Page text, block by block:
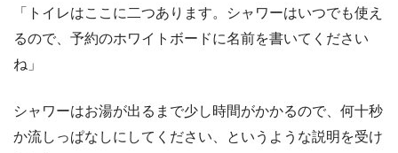
「トイレはここに二つあります。シャワーはいつでも使え
るので、予約のホワイトボードに名前を書いてください
ね」
シャワーはお湯が出るまで少し時間がかかるので、何十秒
か流しっぱなしにしてください、というような説明を受け